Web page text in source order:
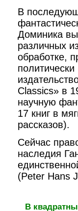
В
Доминика
различных
обработке,
Classics» в
научную
17 книг в
рассказов).
Сейчас
наследия
(Peter Hans
В